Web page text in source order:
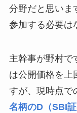
分野だと思いま
参加する必要は
主幹事が野村で
は公開価格を上
すが、現時点で
名柄のD（SBI